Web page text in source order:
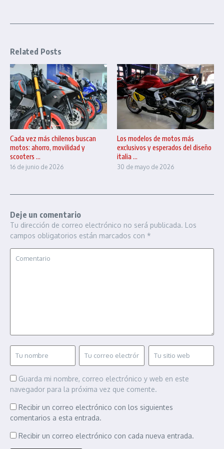
Related Posts
Cada vez más chilenos buscan
motos: ahorro, movilidad y
scooters ...
16 de junio de 2026
Los modelos de motos más
exclusivos y esperados del diseño
italia ...
30 de mayo de 2026
Deje un comentario
Tu dirección de correo electrónico no será publicada. Los
campos obligatorios están marcados con *
Guarda mi nombre, correo electrónico y web en este
navegador para la próxima vez que comente.
Recibir un correo electrónico con los siguientes
comentarios a esta entrada.
Recibir un correo electrónico con cada nueva entrada.